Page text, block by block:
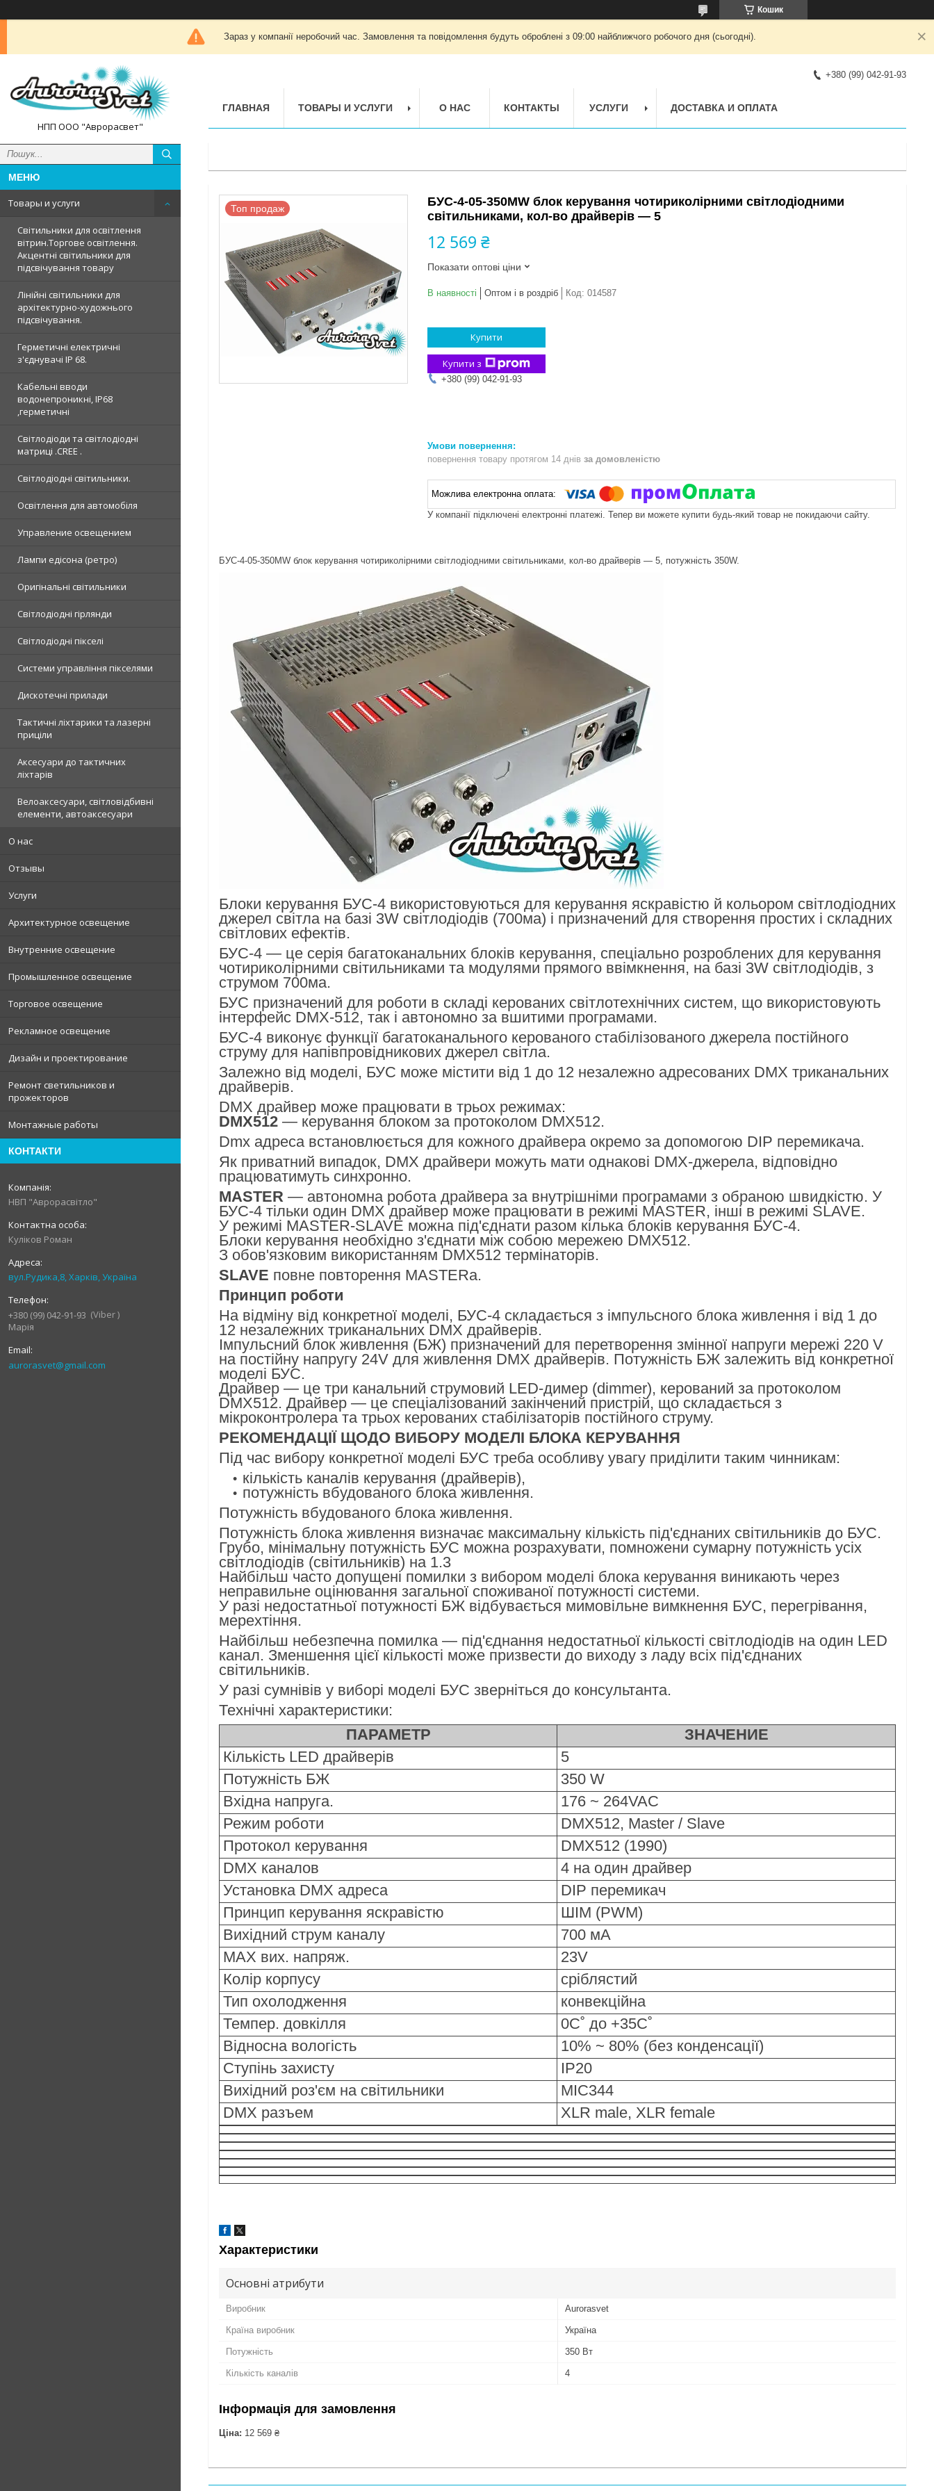
Кошик
Зараз у компанії неробочий час. Замовлення та повідомлення будуть оброблені з 09:00 найближчого робочого дня (сьогодні).
НПП ООО "Аврорасвет"
Товары и услуги
Світильники для освітлення
вітрин.Торгове освітлення.
Акцентні світильники для
підсвічування товару
Лінійні світильники для
архітектурно-художнього
підсвічування.
Герметичні електричні
з'єднувачі IP 68.
Кабельні вводи
водонепроникні, IP68
,герметичні
Світлодіоди та світлодіодні
матриці .CREE .
Світлодіодні світильники.
Освітлення для автомобіля
Управление освещением
Лампи едісона (ретро)
Оригінальні світильники
Світлодіодні гірлянди
Світлодіодні пікселі
Системи управління пікселями
Дискотечні прилади
Тактичні ліхтарики та лазерні
приціли
Аксесуари до тактичних
ліхтарів
Велоаксесуари, світловідбивні
елементи, автоаксесуари
О нас
Отзывы
Услуги
Архитектурное освещение
Внутренние освещение
Промышленное освещение
Торговое освещение
Рекламное освещение
Дизайн и проектирование
Ремонт светильников и
прожекторов
Монтажные работы
КОНТАКТИ
НВП "Аврорасвітло"
Куліков Роман
вул.Рудика,8, Харків, Україна
+380 (99) 042-91-93
Viber
Марія
aurorasvet@gmail.com
+380 (99) 042-91-93
ГЛАВНАЯ ТОВАРЫ И УСЛУГИ О НАС КОНТАКТЫ УСЛУГИ ДОСТАВКА И ОПЛАТА
Топ продаж
БУС-4-05-350MW блок керування чотириколірними світлодіодними
світильниками, кол-во драйверів — 5
12 569 ₴
Показати оптові ціни
В наявності Оптом і в роздріб Код: 014587
Купити
Купити з
+380 (99) 042-91-93
повернення товару протягом 14 днів за домовленістю
У компанії підключені електронні платежі. Тепер ви можете купити будь-який товар не покидаючи сайту.
БУС-4-05-350MW блок керування чотириколірними світлодіодними світильниками, кол-во драйверів — 5, потужність 350W.
Блоки керування БУС-4 використовуються для керування яскравістю й кольором світлодіодних
джерел світла на базі 3W світлодіодів (700ма) і призначений для створення простих і складних
світлових ефектів.
БУС-4 — це серія багатоканальних блоків керування, спеціально розроблених для керування
чотириколірними світильниками та модулями прямого ввімкнення, на базі 3W світлодіодів, з
струмом 700ма.
БУС призначений для роботи в складі керованих світлотехнічних систем, що використовують
інтерфейс DMX-512, так і автономно за вшитими програмами.
БУС-4 виконує функції багатоканального керованого стабілізованого джерела постійного
струму для напівпровідникових джерел світла.
Залежно від моделі, БУС може містити від 1 до 12 незалежно адресованих DMX триканальних
драйверів.
DMX драйвер може працювати в трьох режимах:
DMX512 — керування блоком за протоколом DMX512.
Dmx адреса встановлюється для кожного драйвера окремо за допомогою DIP перемикача.
Як приватний випадок, DMX драйвери можуть мати однакові DMX-джерела, відповідно
працюватимуть синхронно.
MASTER — автономна робота драйвера за внутрішніми програмами з обраною швидкістю. У
БУС-4 тільки один DMX драйвер може працювати в режимі MASTER, інші в режимі SLAVE.
У режимі MASTER-SLAVE можна під'єднати разом кілька блоків керування БУС-4.
Блоки керування необхідно з'єднати між собою мережею DMX512.
З обов'язковим використанням DMX512 термінаторів.
SLAVE повне повторення MASTERа.
Принцип роботи
На відміну від конкретної моделі, БУС-4 складається з імпульсного блока живлення і від 1 до
12 незалежних триканальних DMX драйверів.
Імпульсний блок живлення (БЖ) призначений для перетворення змінної напруги мережі 220 V
на постійну напругу 24V для живлення DMX драйверів. Потужність БЖ залежить від конкретної
моделі БУС.
Драйвер — це три канальний струмовий LED-димер (dimmer), керований за протоколом
DMX512. Драйвер — це спеціалізований закінчений пристрій, що складається з
мікроконтролера та трьох керованих стабілізаторів постійного струму.
РЕКОМЕНДАЦІЇ ЩОДО ВИБОРУ МОДЕЛІ БЛОКА КЕРУВАННЯ
Під час вибору конкретної моделі БУС треба особливу увагу приділити таким чинникам:
кількість каналів керування (драйверів),
потужність вбудованого блока живлення.
Потужність вбудованого блока живлення.
Потужність блока живлення визначає максимальну кількість під'єднаних світильників до БУС.
Грубо, мінімальну потужність БУС можна розрахувати, помножени сумарну потужність усіх
світлодіодів (світильників) на 1.3
Найбільш часто допущені помилки з вибором моделі блока керування виникають через
неправильне оцінювання загальної споживаної потужності системи.
У разі недостатньої потужності БЖ відбувається мимовільне вимкнення БУС, перегрівання,
мерехтіння.
Найбільш небезпечна помилка — під'єднання недостатньої кількості світлодіодів на один LED
канал. Зменшення цієї кількості може призвести до виходу з ладу всіх під'єднаних
світильників.
У разі сумнівів у виборі моделі БУС зверніться до консультанта.
Технічні характеристики:
ПАРАМЕТР
ЗНАЧЕНИЕ
Кількість LED драйверів
5
Потужність БЖ
350 W
Вхідна напруга.
176 ~ 264VAC
Режим роботи
DMX512, Master / Slave
Протокол керування
DMX512 (1990)
DMX каналов
4 на один драйвер
Установка DMX адреса
DIP перемикач
Принцип керування яскравістю
ШІМ (PWM)
Вихідний струм каналу
700 мА
MAX вих. напряж.
23V
Колір корпусу
сріблястий
Тип охолодження
конвекційна
Темпер. довкілля
0С˚ до +35С˚
Відносна вологість
10% ~ 80% (без конденсації)
Ступінь захисту
IP20
Вихідний роз'єм на світильники
MIC344
DMX разъем
XLR male, XLR female
Характеристики
Основні атрибути
Виробник Аurorasvet
Країна виробник Україна
Потужність 350 Вт
Кількість каналів 4
Інформація для замовлення
Ціна: 12 569 ₴